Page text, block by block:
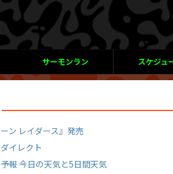
サーモンラン スケジュ
ン レイダース』発売
イレクト
報 今日の天気と5日間天気